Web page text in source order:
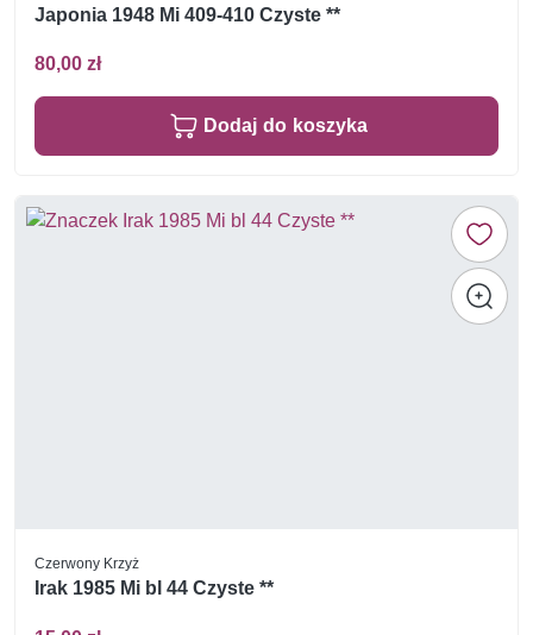
Japonia 1948 Mi 409-410 Czyste **
80,00 zł
Dodaj do koszyka
Czerwony Krzyż
Irak 1985 Mi bl 44 Czyste **